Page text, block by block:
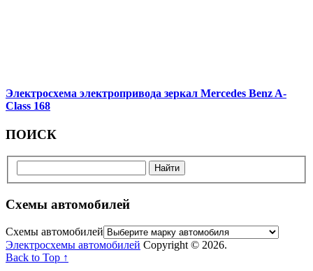
Электросхема электропривода зеркал Mercedes Benz A-
Class 168
ПОИСК
Схемы автомобилей
Схемы автомобилей
Электросхемы автомобилей Copyright © 2026.
Back to Top ↑